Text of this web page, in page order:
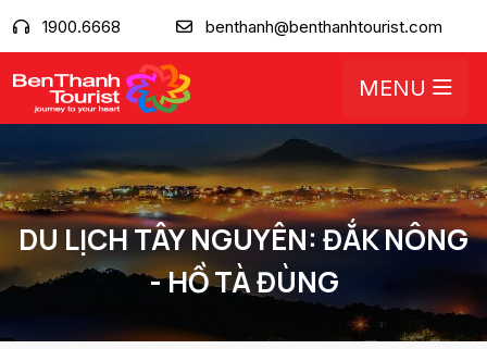
1900.6668 benthanh@benthanhtourist.com
MENU
DU LỊCH TÂY NGUYÊN: ĐẮK NÔNG
- HỒ TÀ ĐÙNG